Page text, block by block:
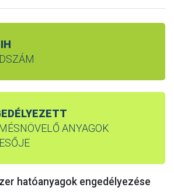
ANYAGOK
hatóanyagok engedélyezése